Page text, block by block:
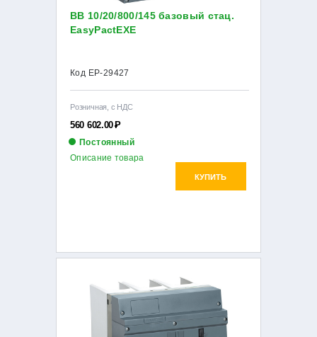
ВВ 10/20/800/145 базовый стац.
EasyPactEXE
Код EP-29427
Розничная, с НДС
560 602.00Р
Постоянный
КУПИТЬ
Описание товара